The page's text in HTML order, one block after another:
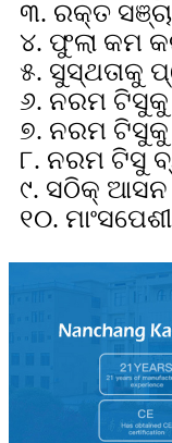
୩. ରକ୍ତ
୪. ଫୁଲା କମ
୫. ସୁସ୍ଥତାକୁ
୬. ନରମ ଟିସୁକୁ
୭. ନରମ
୮. ନରମ ଟିସୁ
୯. ସଠିକ୍ ଆସନ
୧୦.